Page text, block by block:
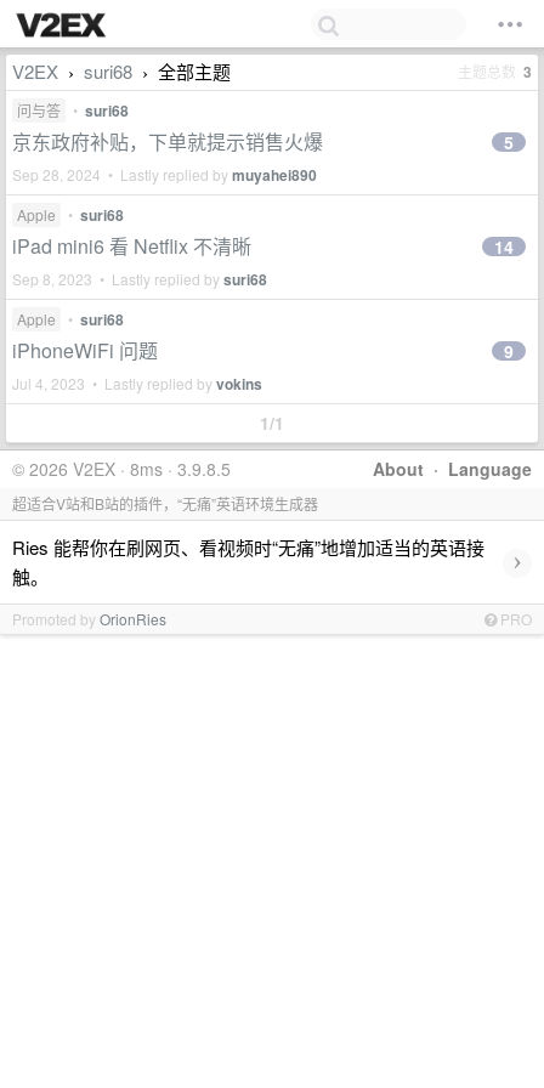
V2EX › suri68 › 全部主题 主题总数 3
问与答 • suri68
京东政府补贴，下单就提示销售火爆
Sep 28, 2024 • Lastly replied bymuyahei890
5
Apple • suri68
iPad mini6 看 Netflix 不清晰
Sep 8, 2023 • Lastly replied bysuri68
14
Apple • suri68
iPhoneWiFi 问题
Jul 4, 2023 • Lastly replied byvokins
9
1/1
About · Language
© 2026 V2EX · 8ms · 3.9.8.5
超适合V站和B站的插件，“无痛”英语环境生成器
Ries 能帮你在刷网页、看视频时“无痛”地增加适当的英语接
触。
›
Promoted byOrionRies PRO